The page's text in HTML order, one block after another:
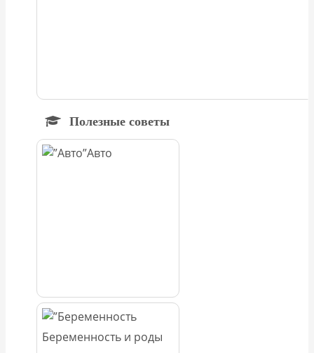
Полезные советы
Авто
Беременность и роды